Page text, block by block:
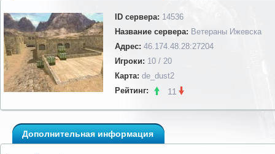
ID сервера: 14536
Название сервера: Ветераны Ижевска
Адрес: 46.174.48.28:27204
Игроки: 10 / 20
Карта: de_dust2
Рейтинг:
11
Дополнительная информация